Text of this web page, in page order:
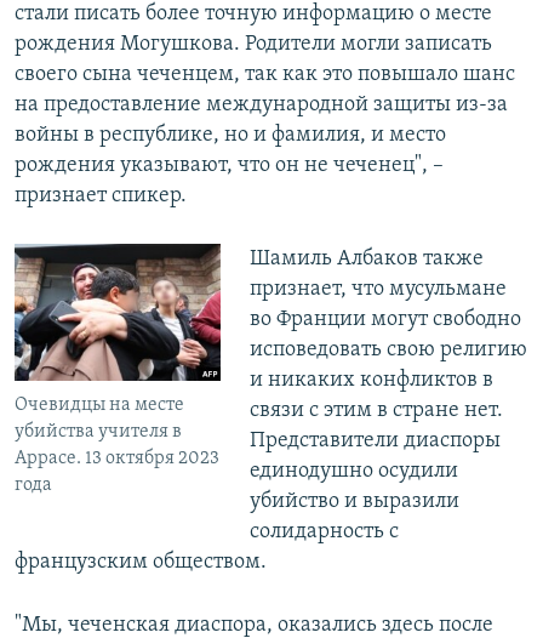
стали писать более точную информацию о месте
рождения Могушкова. Родители могли записать
своего сына чеченцем, так как это повышало шанс
на предоставление международной защиты из-за
войны в республике, но и фамилия, и место
рождения указывают, что он не чеченец", –
признает спикер.
Очевидцы на месте
убийства учителя в
Аррасе. 13 октября 2023
года
Шамиль Албаков также
признает, что мусульмане
во Франции могут свободно
исповедовать свою религию
и никаких конфликтов в
связи с этим в стране нет.
Представители диаспоры
единодушно осудили
убийство и выразили
солидарность с
французским обществом.
"Мы, чеченская диаспора, оказались здесь после